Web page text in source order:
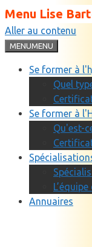
Menu Lise
Aller au contenu
MENUMENU
Se former à
Quel
Se former à
Qu'est-
Annuaires